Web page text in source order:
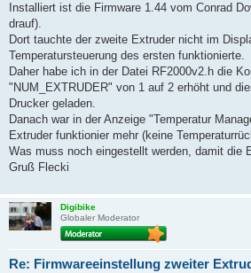
Installiert ist die Firmware 1.44 vom Conrad
drauf).
Dort tauchte der zweite Extruder nicht im
Temperatursteuerung des ersten funktionierte.
Daher habe ich in der Datei RF2000v2.h die
"NUM_EXTRUDER" von 1 auf 2 erhöht und
Drucker geladen.
Danach war in der Anzeige "Temperatur
Extruder funktionier mehr (keine
Was muss noch eingestellt werden, damit die
Gruß Flecki
Digibike
Globaler Moderator
Re: Firmwareeinstellung zweiter